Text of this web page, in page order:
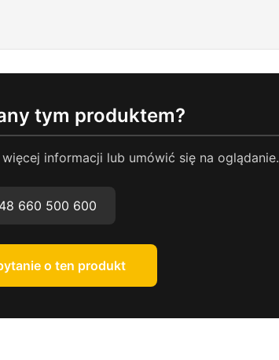
tym produktem?
informacji lub umówić się na oglądanie.
660 500 600
o ten produkt